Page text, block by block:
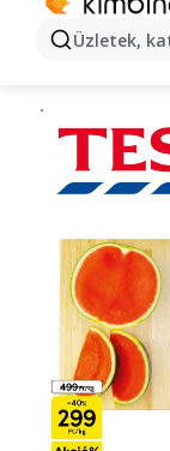
Üzletek,